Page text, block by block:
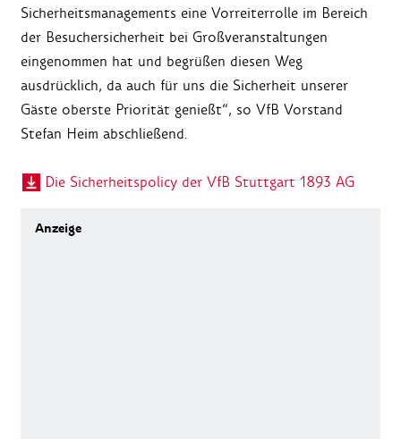
Sicherheitsmanagements eine Vorreiterrolle im Bereich
der Besuchersicherheit bei Großveranstaltungen
eingenommen hat und begrüßen diesen Weg
ausdrücklich, da auch für uns die Sicherheit unserer
Gäste oberste Priorität genießt“, so VfB Vorstand
Stefan Heim abschließend.
Die Sicherheitspolicy der VfB Stuttgart 1893 AG